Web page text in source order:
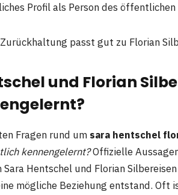
Profil als Person des öffentlichen
passt gut zu Florian
und Florian
Fragen rund um sara hentschel
kennengelernt?Offizielle
Sara Hentschel und Florian
mögliche Beziehung entstand. Oft